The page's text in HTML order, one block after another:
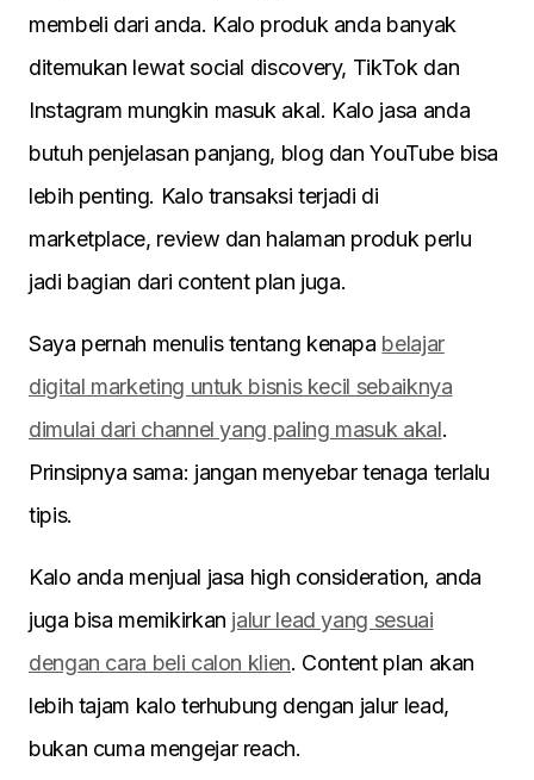
membeli dari anda. Kalo produk anda banyak
ditemukan lewat social discovery, TikTok dan
Instagram mungkin masuk akal. Kalo jasa anda
butuh penjelasan panjang, blog dan YouTube bisa
lebih penting. Kalo transaksi terjadi di
marketplace, review dan halaman produk perlu
jadi bagian dari content plan juga.
Saya pernah menulis tentang kenapa belajar
digital marketing untuk bisnis kecil sebaiknya
dimulai dari channel yang paling masuk akal.
Prinsipnya sama: jangan menyebar tenaga terlalu
tipis.
Kalo anda menjual jasa high consideration, anda
juga bisa memikirkan jalur lead yang sesuai
dengan cara beli calon klien. Content plan akan
lebih tajam kalo terhubung dengan jalur lead,
bukan cuma mengejar reach.